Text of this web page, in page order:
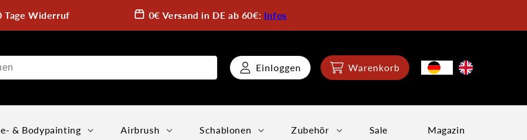
Tage Widerruf 0€ Versand in DE ab 60€: Infos
Einloggen Warenkorb
& Bodypainting Airbrush Schablonen Zubehör Sale Magazin